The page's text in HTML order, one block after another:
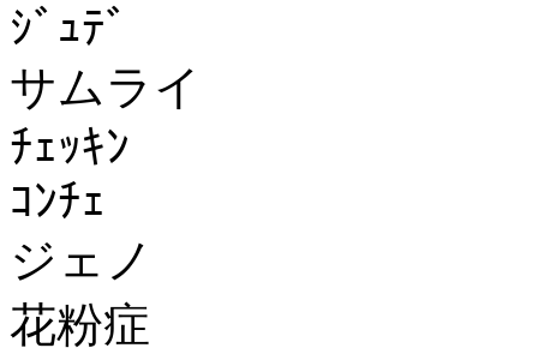
ｼﾞｭﾃﾞ
サムライ
ﾁｪｯｷﾝ
ｺﾝﾁｪ
ジェノ
花粉症